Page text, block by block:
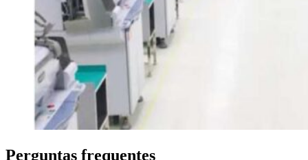
Perguntas frequentes